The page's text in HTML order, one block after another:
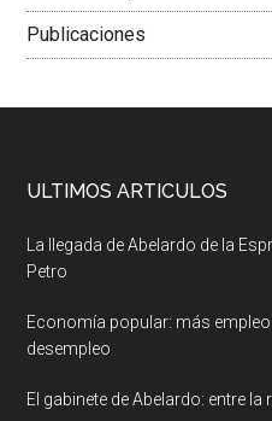
Publicaciones
ULTIMOS ARTICULOS
La llegada de Abelardo de la
Petro
Economía popular: más
desempleo
El gabinete de Abelardo: entre la